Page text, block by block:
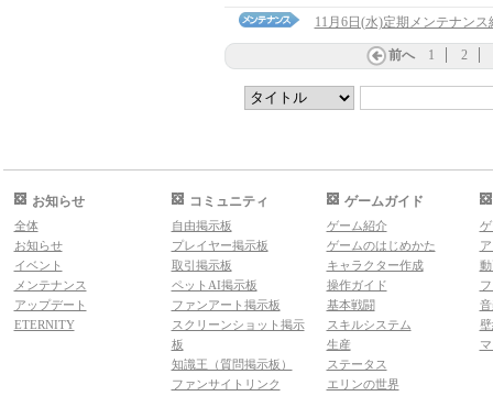
11月6日(水)定期メンテナン
前へ 1 2
お知らせ
全体
お知らせ
イベント
メンテナンス
アップデート
ETERNITY
コミュニティ
自由掲示板
プレイヤー掲示板
取引掲示板
ペットAI掲示板
ファンアート掲示板
スクリーンショット掲示
板
知識王（質問掲示板）
ファンサイトリンク
ゲームガイド
ゲーム紹介
ゲームのはじめかた
キャラクター作成
操作ガイド
基本戦闘
スキルシステム
生産
ステータス
エリンの世界